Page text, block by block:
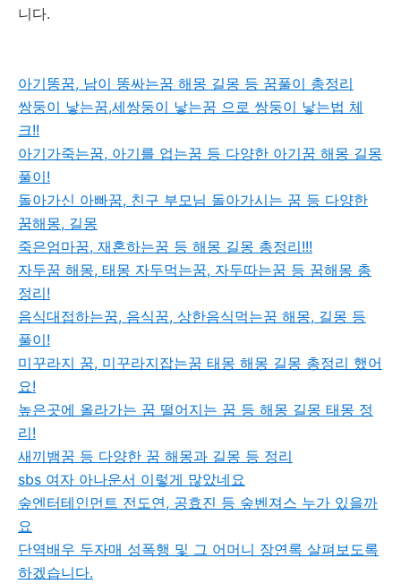
니다.
아기똥꿈, 남이 똥싸는꿈 해몽 길몽 등 꿈풀이 총정리
쌍둥이 낳는꿈,세쌍둥이 낳는꿈 으로 쌍둥이 낳는법 체
크!!
아기가죽는꿈, 아기를 업는꿈 등 다양한 아기꿈 해몽 길몽
풀이!
돌아가신 아빠꿈, 친구 부모님 돌아가시는 꿈 등 다양한
꿈해몽, 길몽
죽은엄마꿈, 재혼하는꿈 등 해몽 길몽 총정리!!!
자두꿈 해몽, 태몽 자두먹는꿈, 자두따는꿈 등 꿈해몽 총
정리!
음식대접하는꿈, 음식꿈, 상한음식먹는꿈 해몽, 길몽 등
풀이!
미꾸라지 꿈, 미꾸라지잡는꿈 태몽 해몽 길몽 총정리 했어
요!
높은곳에 올라가는 꿈 떨어지는 꿈 등 해몽 길몽 태몽 정
리!
새끼뱀꿈 등 다양한 꿈 해몽과 길몽 등 정리
sbs 여자 아나운서 이렇게 많았네요
숲엔터테인먼트 전도연, 공효진 등 숲벤져스 누가 있을까
요
단역배우 두자매 성폭행 및 그 어머니 장연록 살펴보도록
하겠습니다.